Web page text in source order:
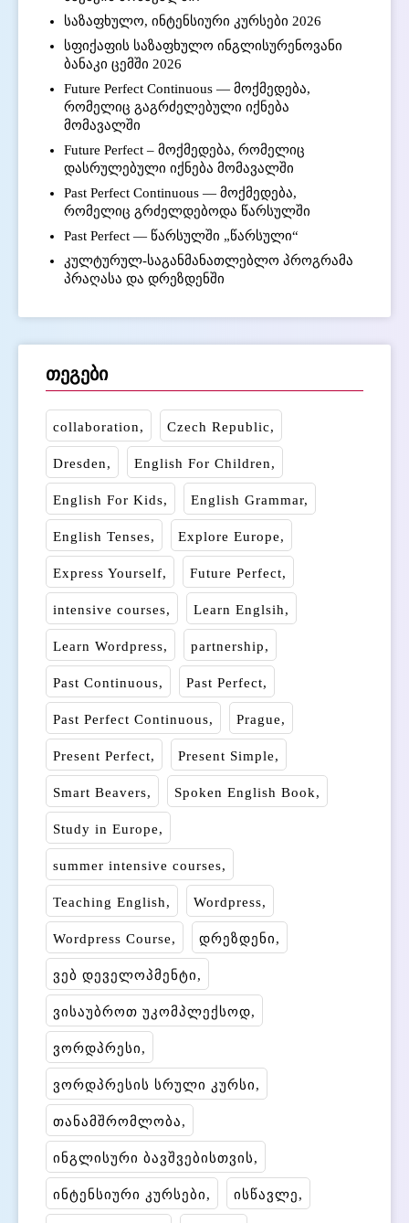
საზაფხულო, ინტენსიური კურსები 2026
სფიქაფის საზაფხულო ინგლისურენოვანი
ბანაკი ცემში 2026
Future Perfect Continuous — მოქმედება,
რომელიც გაგრძელებული იქნება
მომავალში
Future Perfect – მოქმედება, რომელიც
დასრულებული იქნება მომავალში
Past Perfect Continuous — მოქმედება,
რომელიც გრძელდებოდა წარსულში
Past Perfect — წარსულში „წარსული“
კულტურულ-საგანმანათლებლო პროგრამა
პრაღასა და დრეზდენში
თეგები
collaboration Czech Republic
Dresden English For Children
English For Kids English Grammar
English Tenses Explore Europe
Express Yourself Future Perfect
intensive courses Learn Englsih
Learn Wordpress partnership
Past Continuous Past Perfect
Past Perfect Continuous Prague
Present Perfect Present Simple
Smart Beavers Spoken English Book
Study in Europe
summer intensive courses
Teaching English Wordpress
Wordpress Course დრეზდენი
ვებ დეველოპმენტი
ვისაუბროთ უკომპლექსოდ
ვორდპრესი
ვორდპრესის სრული კურსი
თანამშრომლობა
ინგლისური ბავშვებისთვის
ინტენსიური კურსები ისწავლე